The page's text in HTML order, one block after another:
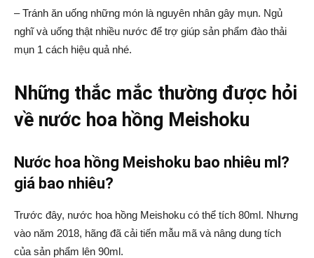
– Tránh ăn uống những món là nguyên nhân gây mụn. Ngủ
nghĩ và uống thật nhiều nước để trợ giúp sản phẩm đào thải
mụn 1 cách hiệu quả nhé.
Những thắc mắc thường được hỏi
về nước hoa hồng Meishoku
Nước hoa hồng Meishoku bao nhiêu ml?
giá bao nhiêu?
Trước đây, nước hoa hồng Meishoku có thể tích 80ml. Nhưng
vào năm 2018, hãng đã cải tiến mẫu mã và nâng dung tích
của sản phẩm lên 90ml.